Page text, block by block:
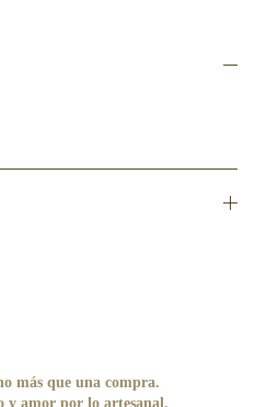
más que una compra.
y amor por lo artesanal.